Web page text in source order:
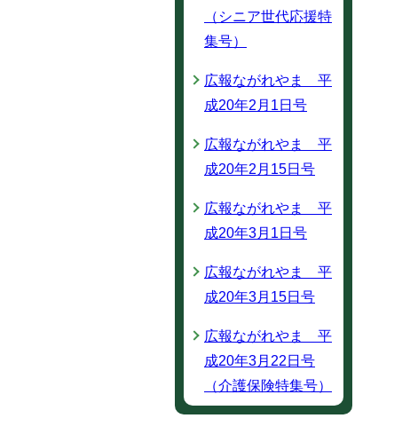
（シニア世代応援特
集号）
広報ながれやま 平
成20年2月1日号
広報ながれやま 平
成20年2月15日号
広報ながれやま 平
成20年3月1日号
広報ながれやま 平
成20年3月15日号
広報ながれやま 平
成20年3月22日号
（介護保険特集号）